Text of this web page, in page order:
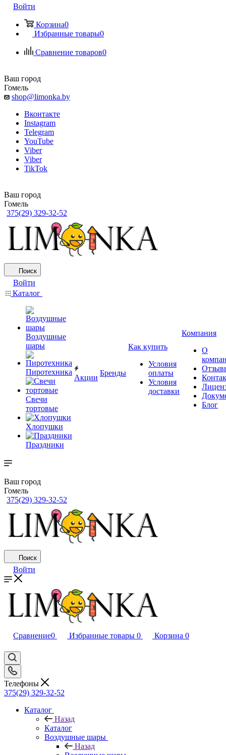
Войти
Корзина0
Избранные товары0
Сравнение товаров0
Ваш город
Гомель
shop@limonka.by
Вконтакте
Instagram
Telegram
YouTube
Viber
Viber
TikTok
Ваш город
Гомель
375(29) 329-32-52
Поиск
Войти
Каталог
Воздушные
шары
Пиротехника
Свечи
тортовые
Хлопушки
Праздники
Акции
Бренды
Как купить
Условия
оплаты
Условия
доставки
Компания
О
Блог
Ваш город
Гомель
375(29) 329-32-52
Поиск
Войти
Сравнение0 Избранные товары 0 Корзина 0
Телефоны
375(29) 329-32-52
Каталог
Назад
Каталог
Воздушные шары
Назад